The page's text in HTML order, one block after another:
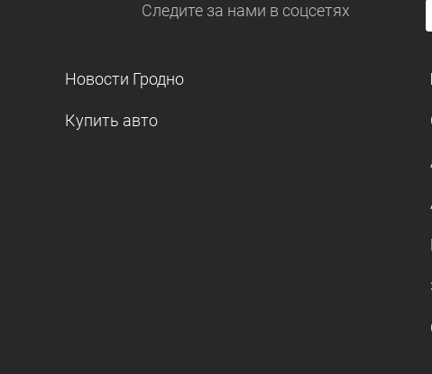
Следите за нами в соцсетях
Новости Гродно
Купить авто